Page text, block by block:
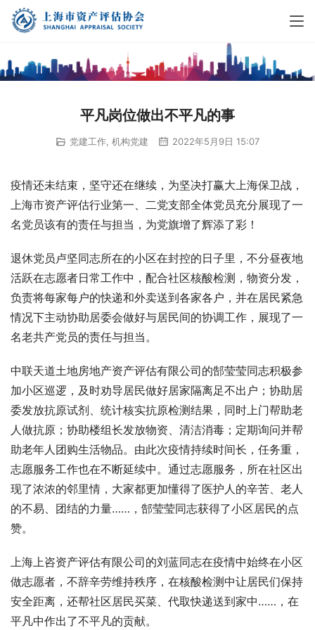
平凡岗位做出不平凡的事
党建工作 机构党建 2022年5月9日 15:07
疫情还未结束，坚守还在继续，为坚决打赢大上海保卫战，
上海市资产评估行业第一、二党支部全体党员充分展现了一
名党员该有的责任与担当，为党旗增了辉添了彩！
退休党员卢坚同志所在的小区在封控的日子里，不分昼夜地
活跃在志愿者日常工作中，配合社区核酸检测，物资分发，
负责将每家每户的快递和外卖送到各家各户，并在居民紧急
情况下主动协助居委会做好与居民间的协调工作，展现了一
名老共产党员的责任与担当。
中联天道土地房地产资产评估有限公司的郜莹莹同志积极参
加小区巡逻，及时劝导居民做好居家隔离足不出户；协助居
委发放抗原试剂、统计核实抗原检测结果，同时上门帮助老
人做抗原；协助楼组长发放物资、清洁消毒；定期询问并帮
助老年人团购生活物品。由此次疫情持续时间长，任务重，
志愿服务工作也在不断延续中。通过志愿服务，所在社区出
现了浓浓的邻里情，大家都更加懂得了医护人的辛苦、老人
的不易、团结的力量……，郜莹莹同志获得了小区居民的点
赞。
上海上咨资产评估有限公司的刘蓝同志在疫情中始终在小区
做志愿者，不辞辛劳维持秩序，在核酸检测中让居民们保持
安全距离，还帮社区居民买菜、代取快递送到家中……，在
平凡中作出了不平凡的贡献。